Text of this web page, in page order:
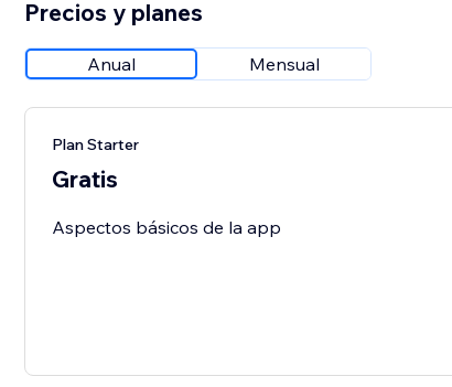
Precios y planes
Anual Mensual
Plan Starter
Gratis
Aspectos básicos de la app